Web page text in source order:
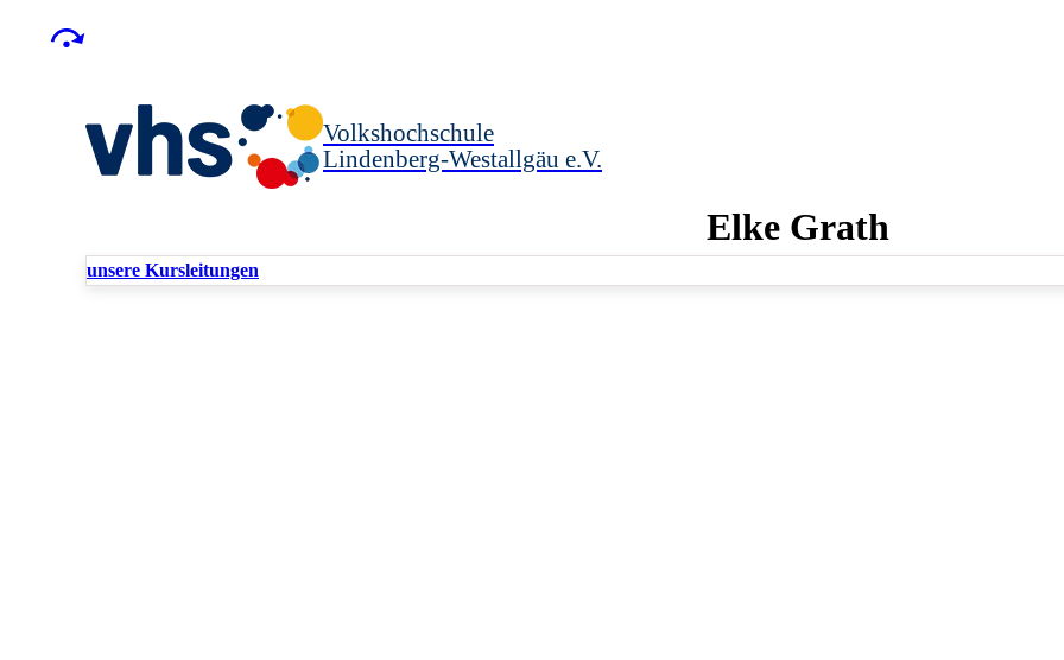
Volkshochschule
Lindenberg-Westallgäu e.V.
Elke Grath
unsere Kursleitungen